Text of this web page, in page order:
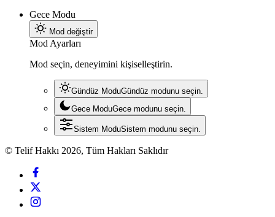
Gece Modu
Mod değiştir
Mod Ayarları
Mod seçin, deneyimini kişiselleştirin.
Gündüz ModuGündüz modunu seçin.
Gece ModuGece modunu seçin.
Sistem ModuSistem modunu seçin.
© Telif Hakkı 2026, Tüm Hakları Saklıdır